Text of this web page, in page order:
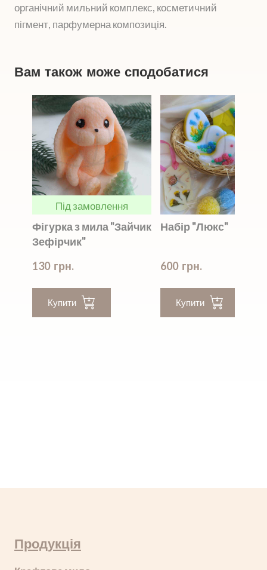
органічний мильний комплекс, косметичний
пігмент, парфумерна композиція.
Вам також може сподобатися
Під замовлення
Фігурка з мила "Зайчик
Зефірчик"
130  грн.
Купити
Набір "Люкс"
600  грн.
Купити
Продукція